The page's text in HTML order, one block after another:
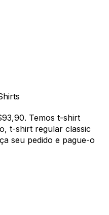
Temos t-shirt
t-shirt regular classic
seu pedido e pague-o